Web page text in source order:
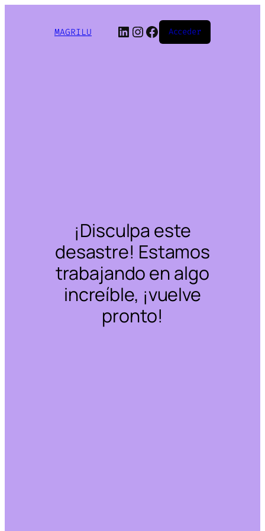
MAGRILU LinkedIn
Instagram
Facebook
Acceder
¡Disculpa este
desastre! Estamos
trabajando en algo
increíble, ¡vuelve
pronto!